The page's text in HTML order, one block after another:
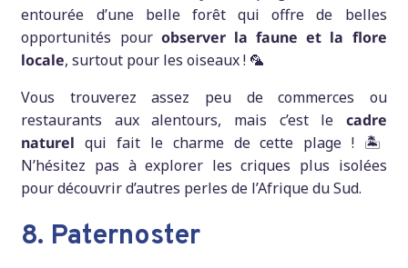
entourée d’une belle forêt qui offre de belles
opportunités pour observer la faune et la flore
locale, surtout pour les oiseaux ! 🦜
Vous trouverez assez peu de commerces ou
restaurants aux alentours, mais c’est le cadre
naturel qui fait le charme de cette plage ! 🏝️
N’hésitez pas à explorer les criques plus isolées
pour découvrir d’autres perles de l’Afrique du Sud.
8. Paternoster